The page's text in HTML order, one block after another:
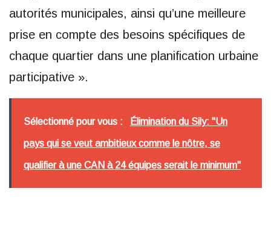
autorités municipales, ainsi qu’une meilleure
prise en compte des besoins spécifiques de
chaque quartier dans une planification urbaine
participative ».
Sélectionné pour vous : Élimination du Sily: "Un
pays qui se veut ambitieux comme le nôtre, se
qualifier à une CAN à 24 équipes serait le minimum"